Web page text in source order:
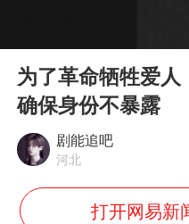
CIA
U17
Play
为了革命牺牲爱
确保身份不暴露
剧能追吧
河北
打开网易新